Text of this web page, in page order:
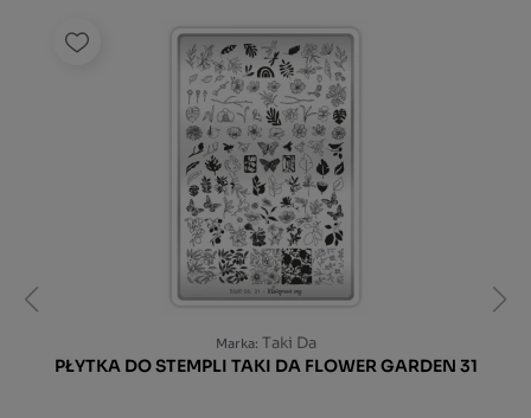
Marka: Taki Da
PŁYTKA DO STEMPLI TAKI DA FLOWER GARDEN 31